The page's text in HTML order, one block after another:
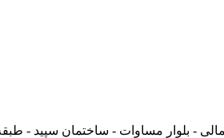
- بلوار مساوات - ساختمان سپید -